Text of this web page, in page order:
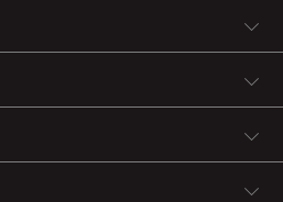
Powiadom o dostępności
Powiadom o dostępności